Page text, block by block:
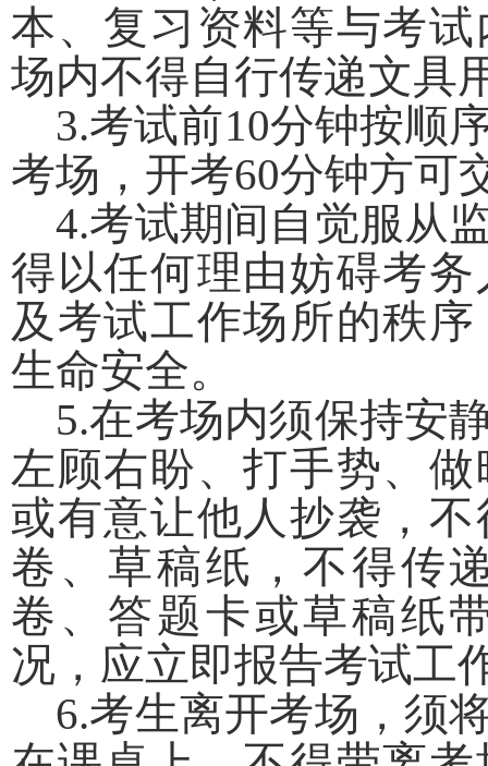
本、复习资料等与考
场内不得自行传递文具
3.考试前10分钟按顺
考场，开考60分钟方可
4.考试期间自觉服从
得以任何理由妨碍考
及考试工作场所的秩
生命安全。
5.在考场内须保持安
左顾右盼、打手势、
或有意让他人抄袭，
卷、草稿纸，不得传
卷、答题卡或草稿纸
况，应立即报告考试工
6.考生离开考场，须